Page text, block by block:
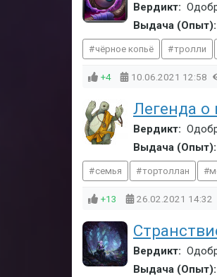
Вердикт:
Выдача (Опыт):
чёрное копьё тролли
+4 10.06.2021 12:58
Легенда
Вердикт:
Выдача (Опыт):
семья тортоллан
+13 26.02.2021 14:32
Вердикт:
Выдача (Опыт):